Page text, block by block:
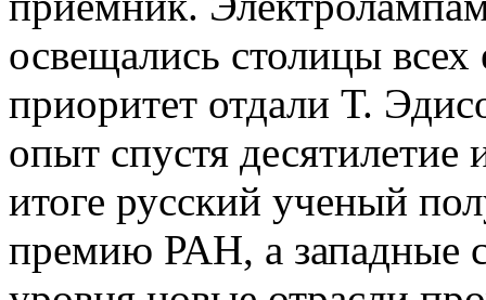
освещались столицы
приоритет отдали Т.
опыт спустя десятилетие
итоге русский ученый
премию РАН, а западные